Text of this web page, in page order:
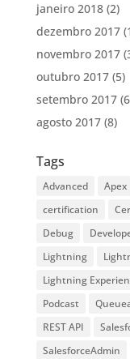
janeiro 2018(2)
dezembro 2017
novembro 2017
outubro 2017(5)
setembro 2017
agosto 2017(8)
Tags
Advanced Apex
certification
Debug
Lightning
Lightning
Podcast
REST API
SalesforceAdmin